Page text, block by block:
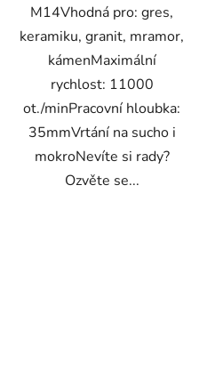
M14Vhodná pro: gres,
keramiku, granit, mramor,
kámenMaximální
rychlost: 11000
ot./minPracovní hloubka:
35mmVrtání na sucho i
mokroNevíte si rady?
Ozvěte se...